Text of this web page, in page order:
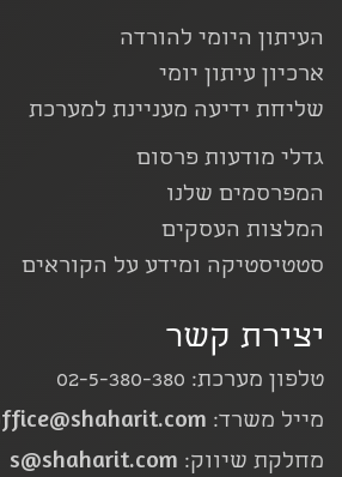
העיתון היומי להורדה
ארכיון עיתון יומי
שליחת ידיעה מעניינת למערכת
גדלי מודעות פרסום
המפרסמים שלנו
המלצות העסקים
סטטיסטיקה ומידע על הקוראים
יצירת קשר
טלפון מערכת: 02-5-380-380
מייל משרד:
מחלקת שיווק: s@shaharit.com